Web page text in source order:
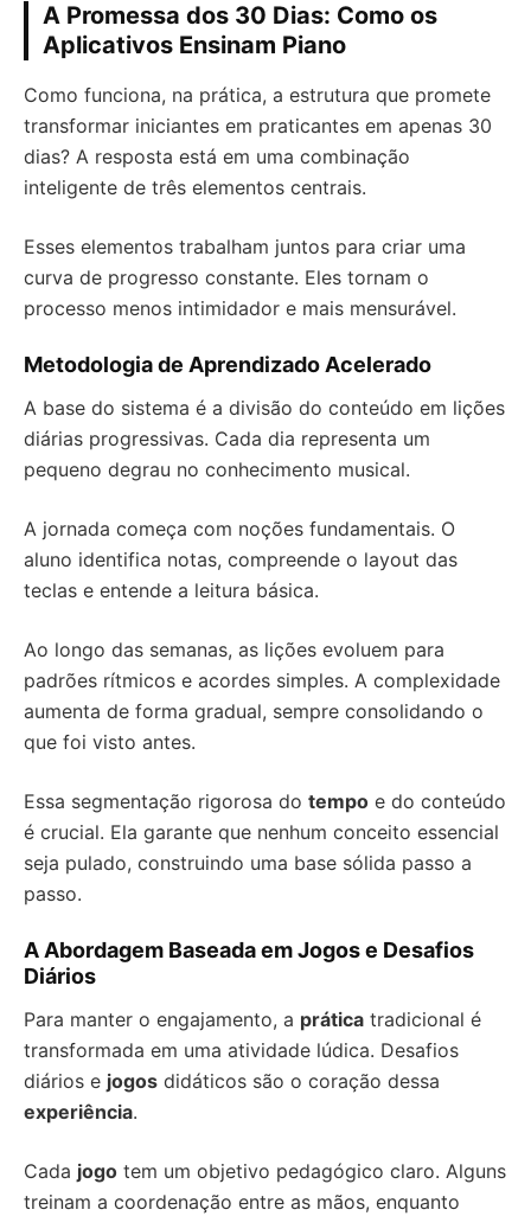
A Promessa dos 30 Dias: Como os
Aplicativos Ensinam Piano
Como funciona, na prática, a estrutura que promete
transformar iniciantes em praticantes em apenas 30
dias? A resposta está em uma combinação
inteligente de três elementos centrais.
Esses elementos trabalham juntos para criar uma
curva de progresso constante. Eles tornam o
processo menos intimidador e mais mensurável.
Metodologia de Aprendizado Acelerado
A base do sistema é a divisão do conteúdo em lições
diárias progressivas. Cada dia representa um
pequeno degrau no conhecimento musical.
A jornada começa com noções fundamentais. O
aluno identifica notas, compreende o layout das
teclas e entende a leitura básica.
Ao longo das semanas, as lições evoluem para
padrões rítmicos e acordes simples. A complexidade
aumenta de forma gradual, sempre consolidando o
que foi visto antes.
Essa segmentação rigorosa do tempo e do conteúdo
é crucial. Ela garante que nenhum conceito essencial
seja pulado, construindo uma base sólida passo a
passo.
A Abordagem Baseada em Jogos e Desafios
Diários
Para manter o engajamento, a prática tradicional é
transformada em uma atividade lúdica. Desafios
diários e jogos didáticos são o coração dessa
experiência.
Cada jogo tem um objetivo pedagógico claro. Alguns
treinam a coordenação entre as mãos, enquanto